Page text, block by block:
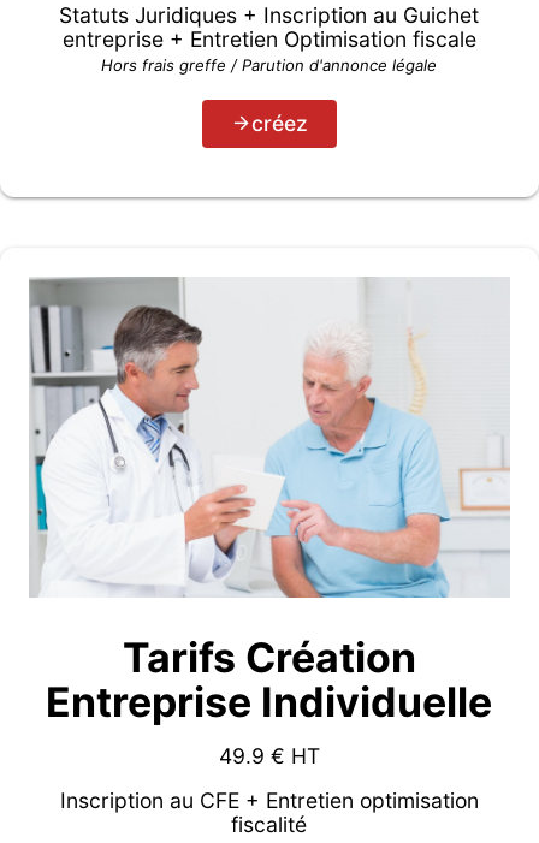
Statuts Juridiques + Inscription au Guichet
entreprise + Entretien Optimisation fiscale
Hors frais greffe / Parution d'annonce légale
créez
Tarifs Création
Entreprise Individuelle
49.9 € HT
Inscription au CFE + Entretien optimisation
fiscalité